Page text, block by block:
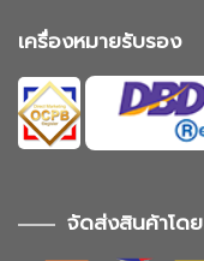
เครื่องหมายรับรอง
จัดส่งสินค้าโดย